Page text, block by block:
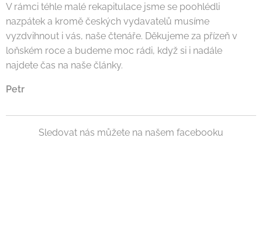
V rámci téhle malé rekapitulace jsme se poohlédli
nazpátek a kromě českých vydavatelů musíme
vyzdvihnout i vás, naše čtenáře. Děkujeme za přízeň v
loňském roce a budeme moc rádi, když si i nadále
najdete čas na naše články.
Petr
Sledovat nás můžete na našem facebooku